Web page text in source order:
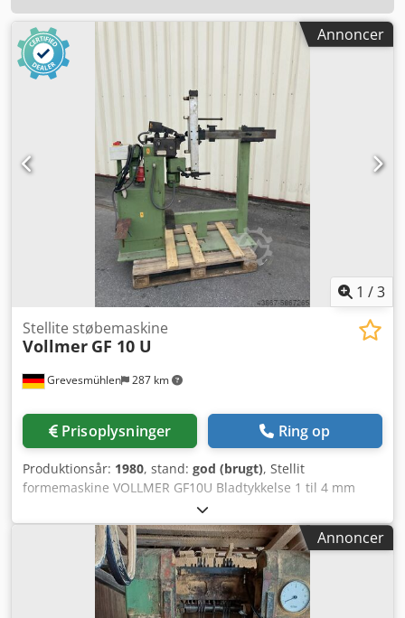
Annoncer
1 /3
Grevesmühlen 287 km
Stellite støbemaskine
Vollmer GF 10 U
Prisoplysninger Ring op
Produktionsår: 1980, stand: god (brugt), Stellit
formemaskine VOLLMER GF10U Bladtykkelse 1 til 4 mm
Båndsavklingebredde 60 til 420 mm Cirkelsavklinger 300 til
1.200 mm Ø Cedpfxsgxb Ebj Amgjha Elektrisk
fremføringsdrift via gearmotor
Annoncer